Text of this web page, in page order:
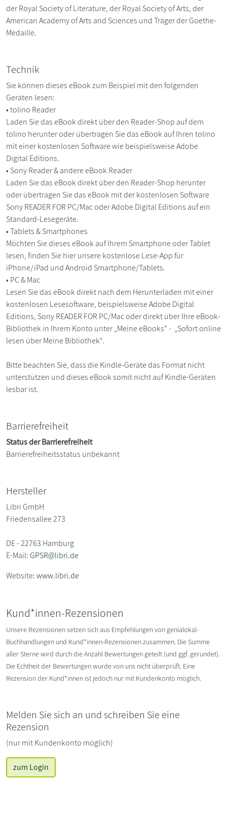
der Royal Society of Literature, der Royal Society of Arts, der
American Academy of Arts and Sciences und Träger der Goethe-
Medaille.
Technik
Sie können dieses eBook zum Beispiel mit den folgenden
Geräten lesen:
• tolino Reader
Laden Sie das eBook direkt über den Reader-Shop auf dem
tolino herunter oder übertragen Sie das eBook auf Ihren tolino
mit einer kostenlosen Software wie beispielsweise Adobe
Digital Editions.
• Sony Reader & andere eBook Reader
Laden Sie das eBook direkt über den Reader-Shop herunter
oder übertragen Sie das eBook mit der kostenlosen Software
Sony READER FOR PC/Mac oder Adobe Digital Editions auf ein
Standard-Lesegeräte.
• Tablets & Smartphones
Möchten Sie dieses eBook auf Ihrem Smartphone oder Tablet
lesen, finden Sie hier unsere kostenlose Lese-App für
iPhone/iPad und Android Smartphone/Tablets.
• PC & Mac
Lesen Sie das eBook direkt nach dem Herunterladen mit einer
kostenlosen Lesesoftware, beispielsweise Adobe Digital
Editions, Sony READER FOR PC/Mac oder direkt über Ihre eBook-
Bibliothek in Ihrem Konto unter „Meine eBooks“ - „Sofort online
lesen über Meine Bibliothek“.
Bitte beachten Sie, dass die Kindle-Geräte das Format nicht
unterstützen und dieses eBook somit nicht auf Kindle-Geräten
lesbar ist.
Barrierefreiheit
Status der Barrierefreiheit
Barrierefreiheitsstatus unbekannt
Hersteller
Libri GmbH
Friedensallee 273
DE - 22763 Hamburg
E-Mail:GPSR@libri.de
Website:www.libri.de
Kund*innen-Rezensionen
Unsere Rezensionen setzen sich aus Empfehlungen von genialokal-
Buchhandlungen und Kund*innen-Rezensionen zusammen. Die Summe
aller Sterne wird durch die Anzahl Bewertungen geteilt (und ggf. gerundet).
Die Echtheit der Bewertungen wurde von uns nicht überprüft. Eine
Rezension der Kund*innen ist jedoch nur mit Kundenkonto möglich.
Melden Sie sich an und schreiben Sie eine
Rezension
(nur mit Kundenkonto möglich)
zum Login